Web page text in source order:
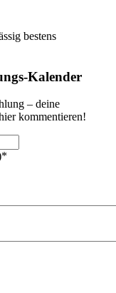
bestens
Kalender
– deine
kommentieren!
*